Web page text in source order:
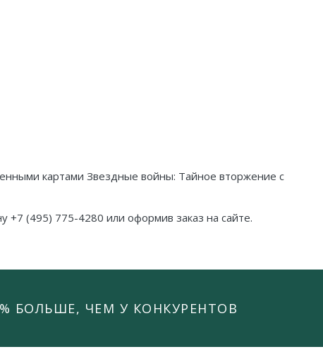
картами Звездные войны: Тайное вторжение с
+7 (495) 775-4280 или оформив заказ на сайте.
БОЛЬШЕ, ЧЕМ У КОНКУРЕНТОВ